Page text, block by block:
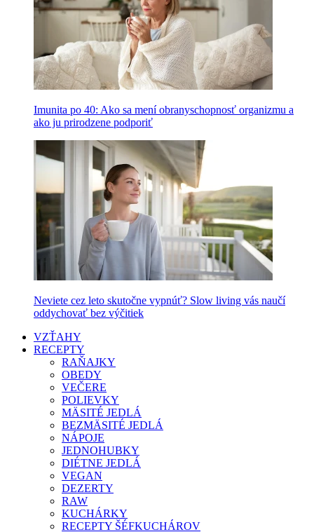
Imunita po 40: Ako sa mení obranyschopnosť organizmu a
ako ju prirodzene podporiť
Neviete cez leto skutočne vypnúť? Slow living vás naučí
oddychovať bez výčitiek
VZŤAHY
RECEPTY
RAŇAJKY
OBEDY
VEČERE
POLIEVKY
MÄSITÉ JEDLÁ
BEZMÄSITÉ JEDLÁ
NÁPOJE
JEDNOHUBKY
DIÉTNE JEDLÁ
VEGAN
DEZERTY
RAW
KUCHÁRKY
RECEPTY ŠÉFKUCHÁROV